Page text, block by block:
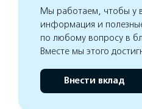
Мы работаем, чтобы у
информация и
по любому вопросу в
Вместе мы этого
Внести вклад